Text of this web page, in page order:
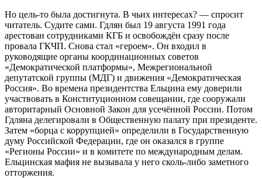
Но цель-то была достигнута. В чьих интересах? — спросит
читатель. Судите сами. Гдлян был 19 августа 1991 года
арестован сотрудниками КГБ и освобождён сразу после
провала ГКЧП. Снова стал «героем». Он входил в
руководящие органы координационных советов
«Демократической платформы», Межрегиональной
депутатской группы (МДГ) и движения «Демократическая
Россия». Во времена президентства Ельцина ему доверили
участвовать в Конституционном совещании, где сооружали
авторитарный Основной Закон для усечённой России. Потом
Гдляна делегировали в Общественную палату при президенте.
Затем «борца с коррупцией» определили в Государственную
думу Российской Федерации, где он оказался в группе
«Регионы России» и в комитете по международным делам.
Ельцинская мафия не вызывала у него сколь-либо заметного
отторжения.